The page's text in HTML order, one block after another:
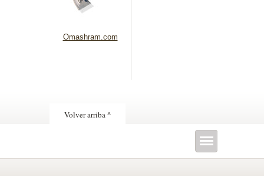
Omashram.com
Volver arriba ^